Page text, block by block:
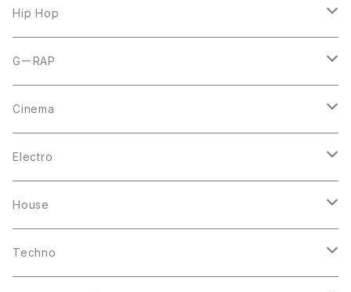
7inch
CD
12inch
10inch
Casette Tape
12inch
LP
Hip Hop
LP
12inch
CD
GーRAP
12inch
LP
Cinema
LP
12inch
DVD
Electro
12inch
LP
House
LP
Techno